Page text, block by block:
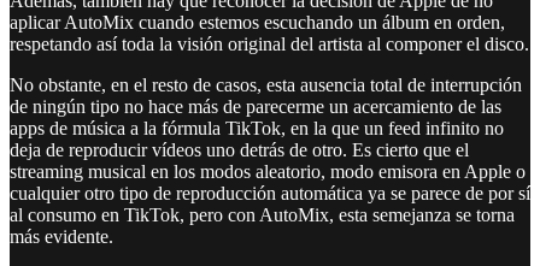
aplicar AutoMix cuando estemos escuchando un álbum en orden,
respetando así toda la visión original del artista al componer el disco.
No obstante, en el resto de casos, esta ausencia total de interrupción
de ningún tipo no hace más de parecerme un acercamiento de las
apps de música a la fórmula TikTok, en la que un feed infinito no
deja de reproducir vídeos uno detrás de otro. Es cierto que el
streaming musical en los modos aleatorio, modo emisora en Apple o
cualquier otro tipo de reproducción automática ya se parece de por sí
al consumo en TikTok, pero con AutoMix, esta semejanza se torna
más evidente.